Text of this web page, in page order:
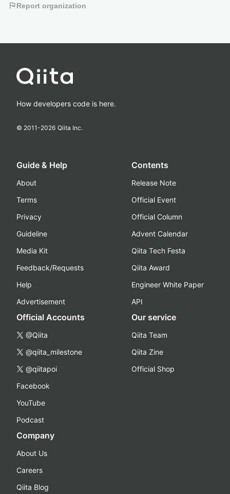
flagReport organization
How developers code is here.
© 2011-2026 Qiita Inc.
Guide & Help
About
Terms
Privacy
Guideline
Media Kit
Feedback/Requests
Help
Advertisement
Contents
Release Note
Official Event
Official Column
Advent Calendar
Qiita Tech Festa
Qiita Award
Engineer White Paper
API
Official Accounts
@Qiita
@qiita_milestone
@qiitapoi
Facebook
YouTube
Podcast
Our service
Qiita Team
Qiita Zine
Official Shop
Company
About Us
Careers
Qiita Blog